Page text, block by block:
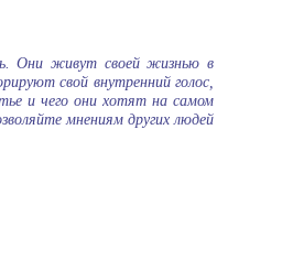
Они живут своей жизнью в
свой внутренний голос,
и чего они хотят на самом
мнениям других людей